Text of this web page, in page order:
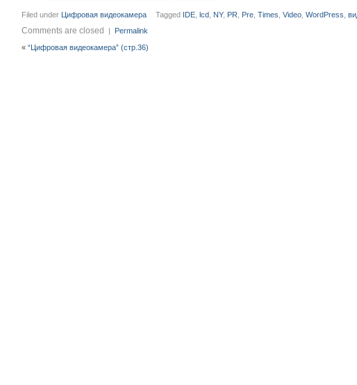
Filed under Цифровая видеокамера Tagged IDE ,lcd NY, PR Pre ,Times ,Video ,WordPress ,
Comments are closed | Permalink
«“Цифровая видеокамера” (стр.36)